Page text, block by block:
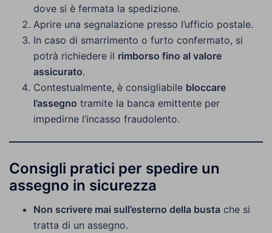
dove si è fermata la spedizione.
Aprire una segnalazione presso l’ufficio postale.
In caso di smarrimento o furto confermato, si
potrà richiedere il rimborso fino al valore
assicurato.
Contestualmente, è consigliabile bloccare
l’assegno tramite la banca emittente per
impedirne l’incasso fraudolento.
Consigli pratici per spedire un
assegno in sicurezza
Non scrivere mai sull’esterno della busta che si
tratta di un assegno.